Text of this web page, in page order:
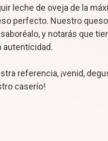
leche de oveja de la
perfecto. Nuestro
y notarás que
autenticidad.
referencia, ¡venid,
caserío!